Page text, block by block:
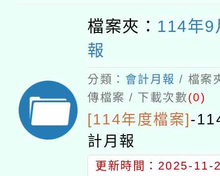
檔案夾： 114年9
報
分類： 會計月報 / 檔案
傳檔案 / 下載次數(0)
[114年度檔案]-
計月報
更新時間：2025-11-